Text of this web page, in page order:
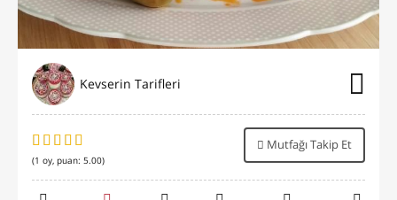
Kevserin Tarifleri
(1 oy, puan: 5.00)
Mutfağı Takip Et